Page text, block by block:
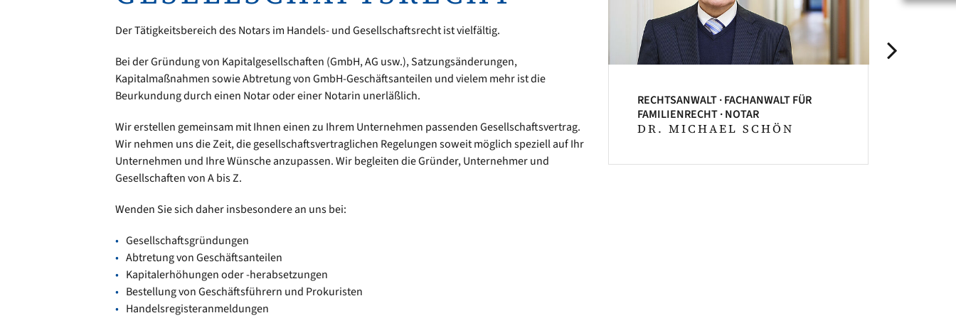
Der Tätigkeitsbereich des Notars im Handels- und Gesellschaftsrecht ist vielfältig.
Bei der Gründung von Kapitalgesellschaften (GmbH, AG usw.), Satzungsänderungen,
Kapitalmaßnahmen sowie Abtretung von GmbH-Geschäftsanteilen und vielem mehr ist die
Beurkundung durch einen Notar oder einer Notarin unerläßlich.
Wir erstellen gemeinsam mit Ihnen einen zu Ihrem Unternehmen passenden Gesellschaftsvertrag.
Wir nehmen uns die Zeit, die gesellschaftsvertraglichen Regelungen soweit möglich speziell auf Ihr
Unternehmen und Ihre Wünsche anzupassen. Wir begleiten die Gründer, Unternehmer und
Gesellschaften von A bis Z.
Wenden Sie sich daher insbesondere an uns bei:
Gesellschaftsgründungen
Abtretung von Geschäftsanteilen
Kapitalerhöhungen oder -herabsetzungen
Bestellung von Geschäftsführern und Prokuristen
Handelsregisteranmeldungen
RECHTSANWALT · FACHANWALT FÜR
DR. MICHAEL SCHÖN
RECHTSANWÄLTIN · FACHANWÄLTIN FÜR
SUSANNE MÜLLER-HEEG
RECHTSANWALT · FACHANWALT FÜR
FAMILIENRECHT · NOTAR
DR. MICHAEL SCHÖN